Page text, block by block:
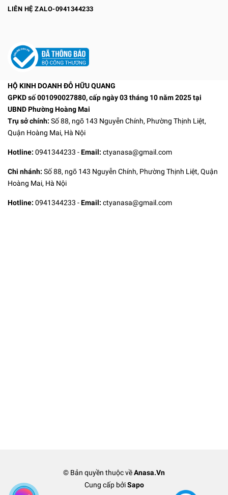
LIÊN HỆ ZALO-0941344233
HỘ KINH DOANH ĐỖ HỮU QUANG
GPKD số 001090027880, cấp ngày 03 tháng 10 năm 2025 tại
UBND Phường Hoàng Mai
Trụ sở chính: Số 88, ngõ 143 Nguyễn Chính, Phường Thịnh Liệt,
Quận Hoàng Mai, Hà Nội
Hotline: 0941344233 -Email: ctyanasa@gmail.com
Chi nhánh: Số 88, ngõ 143 Nguyễn Chính, Phường Thịnh Liệt, Quận
Hoàng Mai, Hà Nội
Hotline: 0941344233 -Email: ctyanasa@gmail.com
© Bản quyền thuộc vềAnasa.Vn
Cung cấp bởi Sapo